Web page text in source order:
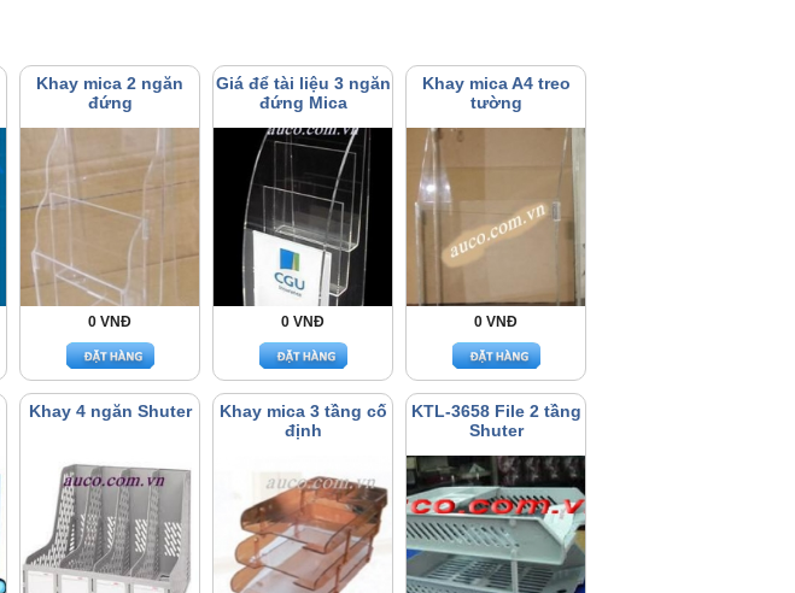
Khay mica 2 ngăn
đứng
0 VNĐ
Giá để tài liệu 3 ngăn
đứng Mica
0 VNĐ
Khay mica A4 treo
tường
0 VNĐ
Khay 4 ngăn Shuter
Khay mica 3 tầng cố
định
KTL-3658 File 2 tầng
Shuter